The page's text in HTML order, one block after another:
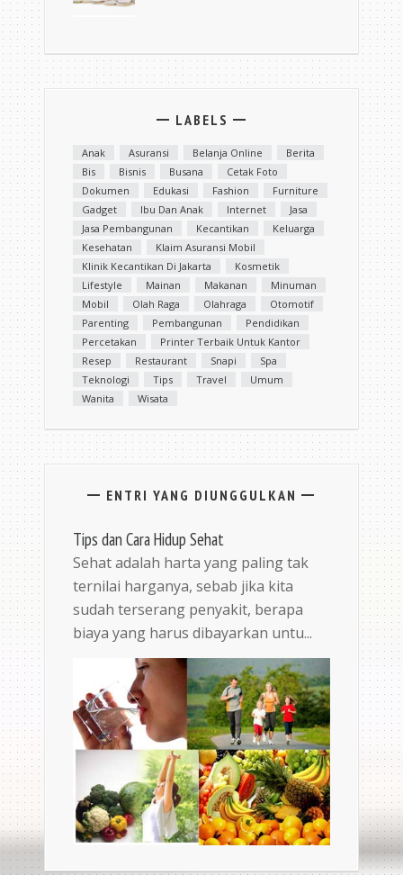
LABELS
Anak Asuransi Belanja Online
Berita
Bis
Bisnis Busana
Cetak Foto
Dokumen
Edukasi Fashion
Furniture
Gadget
Ibu Dan Anak Internet
Jasa
Jasa Pembangunan
Kecantikan
Keluarga
Kesehatan
Klaim Asuransi Mobil
Klinik Kecantikan Di Jakarta
Kosmetik
Lifestyle
Mainan Makanan
Minuman
Mobil
Olah Raga Olahraga
Otomotif
Parenting
Pembangunan
Pendidikan
Percetakan
Printer Terbaik Untuk Kantor
Resep
Restaurant Snapi
Spa
Teknologi
Tips Travel
Umum
Wanita
Wisata
ENTRI YANG DIUNGGULKAN
Tips dan Cara Hidup Sehat
Sehat adalah harta yang paling tak
ternilai harganya, sebab jika kita
sudah terserang penyakit, berapa
biaya yang harus dibayarkan untu...